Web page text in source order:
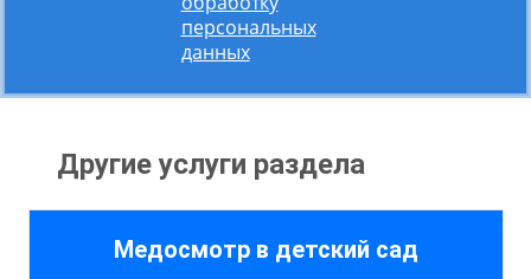
персональных
данных
Другие услуги раздела
Медосмотр в детский сад